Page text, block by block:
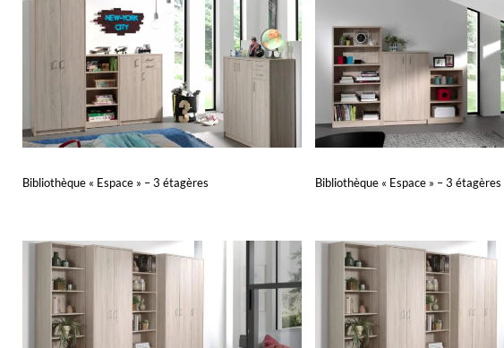
Bibliothèque « Espace » – 3 étagères
APERÇU
Bibliothèque « Espace » – 3 étagères
APERÇU